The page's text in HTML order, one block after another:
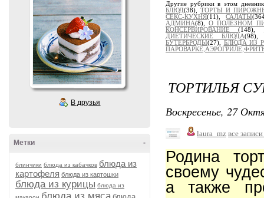
В друзья
-
Метки
блинчики блюда из кабачков блюда из
картофеля блюда из картошки
блюда из курицы блюда из
Другие рубрики в этом
БЛЮД(38), ТОРТЫ И
СЕКС-КУХНЯ(11),САЛАТЫ
АДМИНА(8), О ПОЛЕЗНОМ
КОНСЕРВИРОВАНИЕ(148),
ДИЕТИЧЕСКИЕ БЛЮДА
БУТЕРБРОДЫ(27), БЛЮДА ИЗ
ТОРТИЛЬЯ
Воскресенье, 27
laura_mz все
Родина
своему
а также